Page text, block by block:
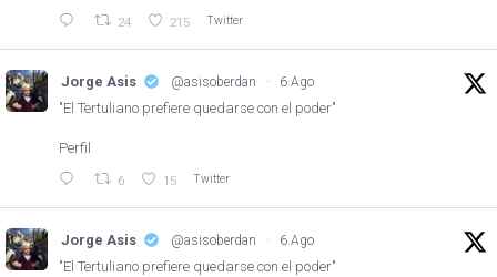
24 215 Twitter
Jorge Asis @asisoberdan · 6 Ago
"El Tertuliano prefiere quedarse con el poder"
Perfil
6 15 Twitter
Jorge Asis @asisoberdan · 6 Ago
"El Tertuliano prefiere quedarse con el poder"